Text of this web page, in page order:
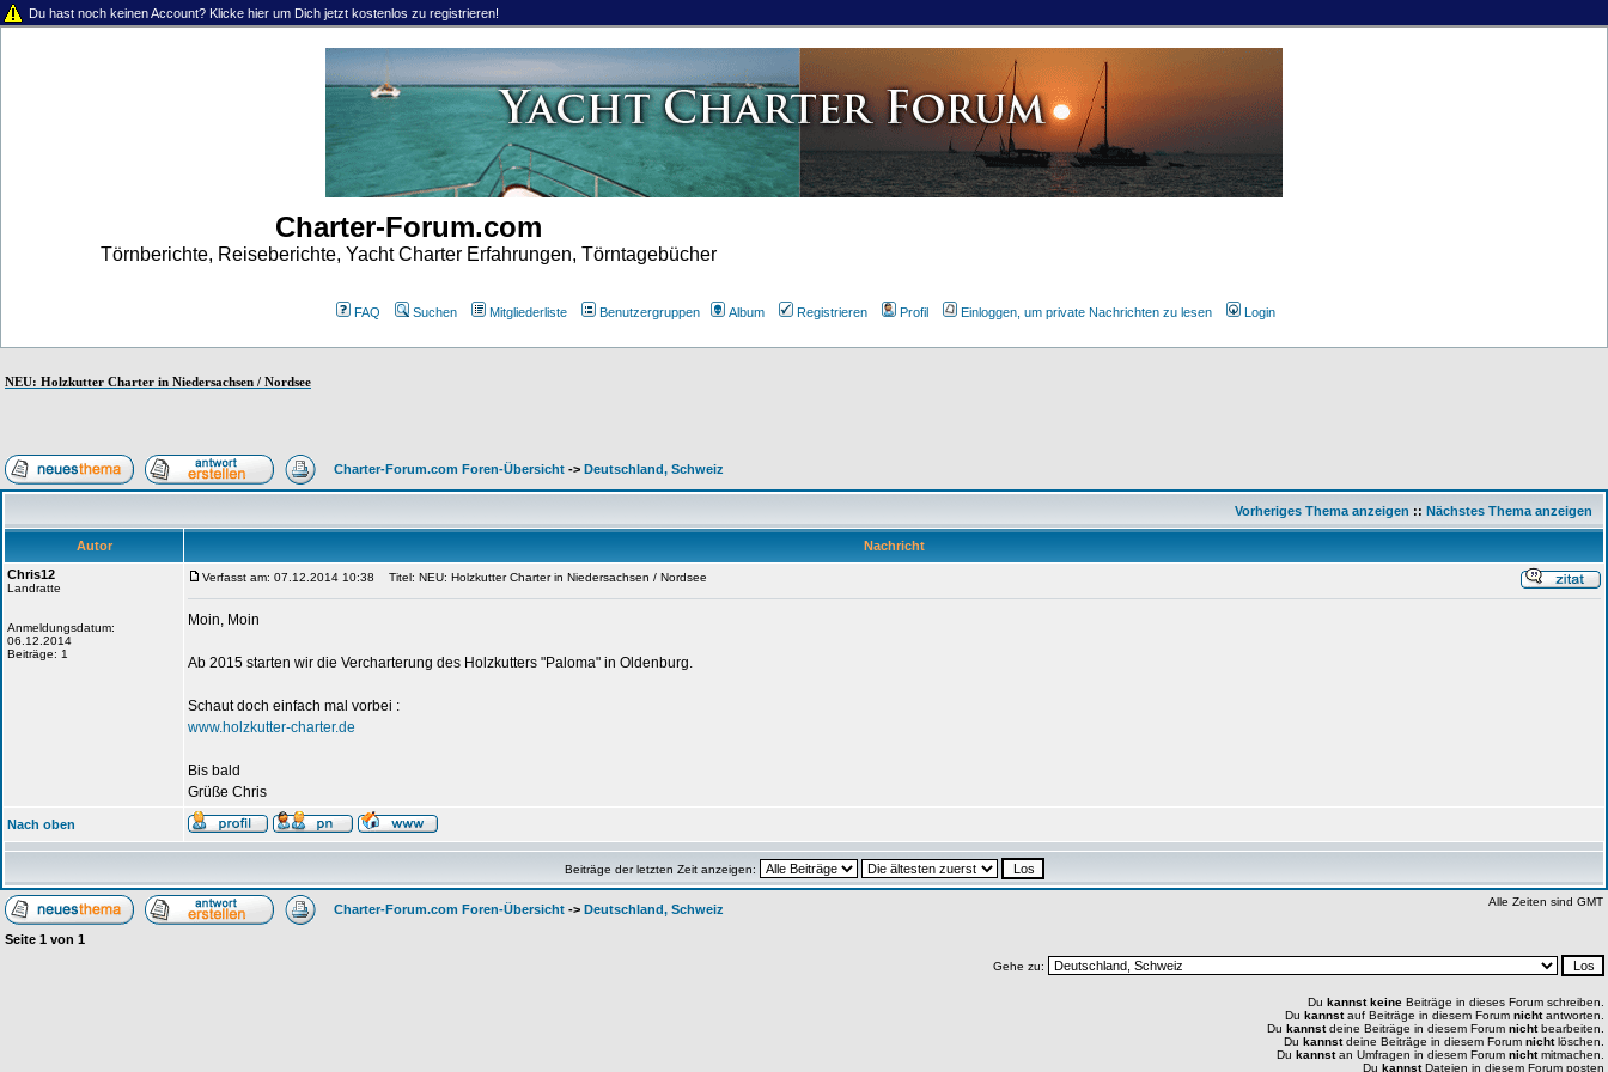
Du hast noch keinen Account? Klicke hier um Dich jetzt kostenlos zu registrieren!
Charter-Forum.com
Törnberichte, Reiseberichte, Yacht Charter Erfahrungen, Törntagebücher
FAQ Suchen Mitgliederliste Benutzergruppen Album Registrieren Profil Einloggen, um private Nachrichten zu lesen Login
NEU: Holzkutter Charter in Niedersachsen / Nordsee
Charter-Forum.com Foren-Übersicht -> Deutschland, Schweiz
Vorheriges Thema anzeigen :: Nächstes Thema anzeigen
Autor
Nachricht
Chris12
Landratte
Anmeldungsdatum:
06.12.2014
Beiträge: 1
Verfasst am: 07.12.2014 10:38 Titel: NEU: Holzkutter Charter in Niedersachsen / Nordsee
Moin, Moin
Ab 2015 starten wir die Vercharterung des Holzkutters "Paloma" in Oldenburg.
Schaut doch einfach mal vorbei :
www.holzkutter-charter.de
Bis bald
Grüße Chris
Nach oben
Beiträge der letzten Zeit anzeigen:
Charter-Forum.com Foren-Übersicht -> Deutschland, Schweiz
Alle Zeiten sind GMT
Seite 1 von 1
Gehe zu:
Du kannst keine Beiträge in dieses Forum schreiben.
Du kannstauf Beiträge in diesem Forum nichtantworten.
Du kannstdeine Beiträge in diesem Forum nichtbearbeiten.
Du kannstdeine Beiträge in diesem Forum nichtlöschen.
Du kannstan Umfragen in diesem Forum nichtmitmachen.
Du kannstDateien in diesem Forum posten